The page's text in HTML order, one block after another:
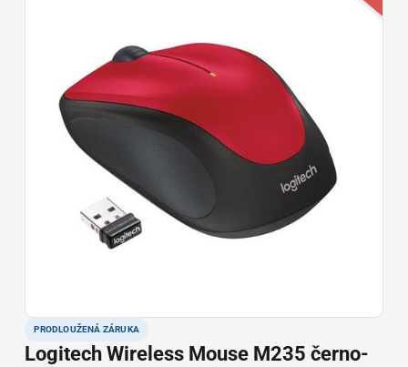
PRODLOUŽENÁ ZÁRUKA
Logitech Wireless Mouse M235 černo-